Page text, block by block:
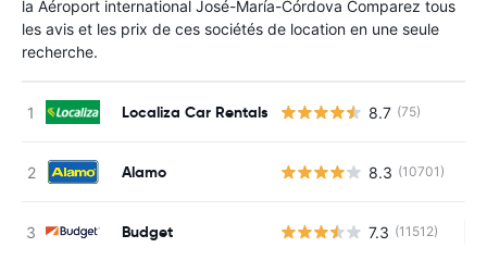
la Aéroport international José-María-Córdova Comparez tous
les avis et les prix de ces sociétés de location en une seule
recherche.
Localiza Car Rentals 8.7 (75)
Alamo 8.3 (10701)
Budget 7.3 (11512)